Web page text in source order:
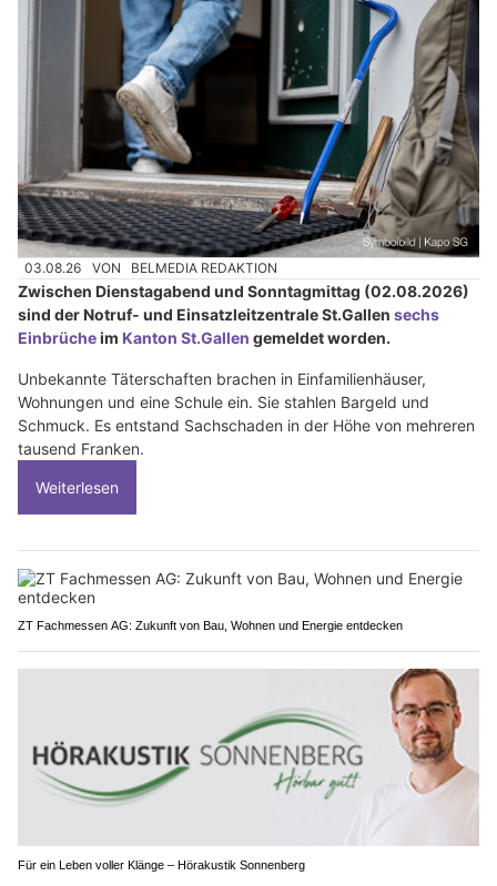
03.08.26 VON BELMEDIA REDAKTION
Zwischen Dienstagabend und Sonntagmittag (02.08.2026)
sind der Notruf- und Einsatzleitzentrale St.Gallen sechs
Einbrücheim Kanton St.Gallen gemeldet worden.
Unbekannte Täterschaften brachen in Einfamilienhäuser,
Wohnungen und eine Schule ein. Sie stahlen Bargeld und
Schmuck. Es entstand Sachschaden in der Höhe von mehreren
tausend Franken.
Weiterlesen
ZT Fachmessen AG: Zukunft von Bau, Wohnen und Energie entdecken
Für ein Leben voller Klänge – Hörakustik Sonnenberg